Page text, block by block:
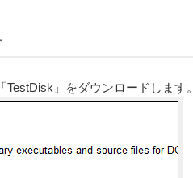
TestDisk」をダウンロードします。